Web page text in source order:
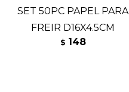
SET 50PC PAPEL PARA
FREIR D16X4.5CM
$ 148